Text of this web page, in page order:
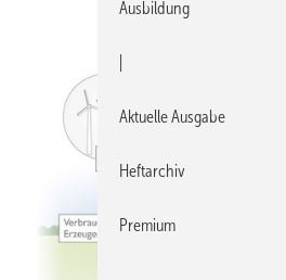
Ausbildung
Aktuelle Ausgabe
Heftarchiv
Premium